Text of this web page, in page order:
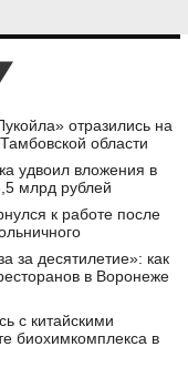
отразились на
области
удвоил вложения в
млрд рублей
к работе после
за десятилетие»: как
в Воронеже
с китайскими
биохимкомплекса в